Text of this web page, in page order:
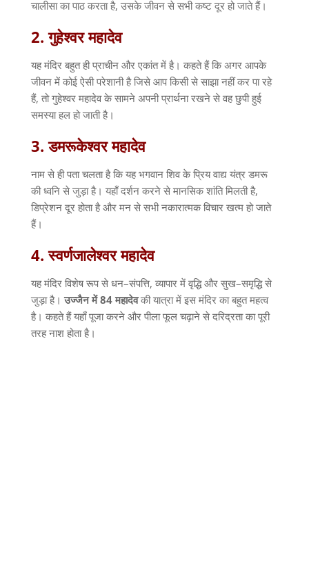
चालीसा का पाठ करता है, उसके जीवन से सभी कष्ट दूर हो जाते हैं।
2.गुहेश्वर महादेव
यह मंदिर बहुत ही प्राचीन और एकांत में है। कहते हैं कि अगर आपके
जीवन में कोई ऐसी परेशानी है जिसे आप किसी से साझा नहीं कर पा रहे
हैं, तो गुहेश्वर महादेव के सामने अपनी प्रार्थना रखने से वह छुपी हुई
समस्या हल हो जाती है।
3.डमरूकेश्वर महादेव
नाम से ही पता चलता है कि यह भगवान शिव के प्रिय वाद्य यंत्र डमरू
की ध्वनि से जुड़ा है। यहाँ दर्शन करने से मानसिक शांति मिलती है,
डिप्रेशन दूर होता है और मन से सभी नकारात्मक विचार खत्म हो जाते
हैं।
4.स्वर्णजालेश्वर महादेव
यह मंदिर विशेष रूप से धन–संपत्ति, व्यापार में वृद्धि और सुख–समृद्धि से
जुड़ा है। उज्जैन में84 महादेवकी यात्रा में इस मंदिर का बहुत महत्व
है। कहते हैं यहाँ पूजा करने और पीला फूल चढ़ाने से दरिद्रता का पूरी
तरह नाश होता है।